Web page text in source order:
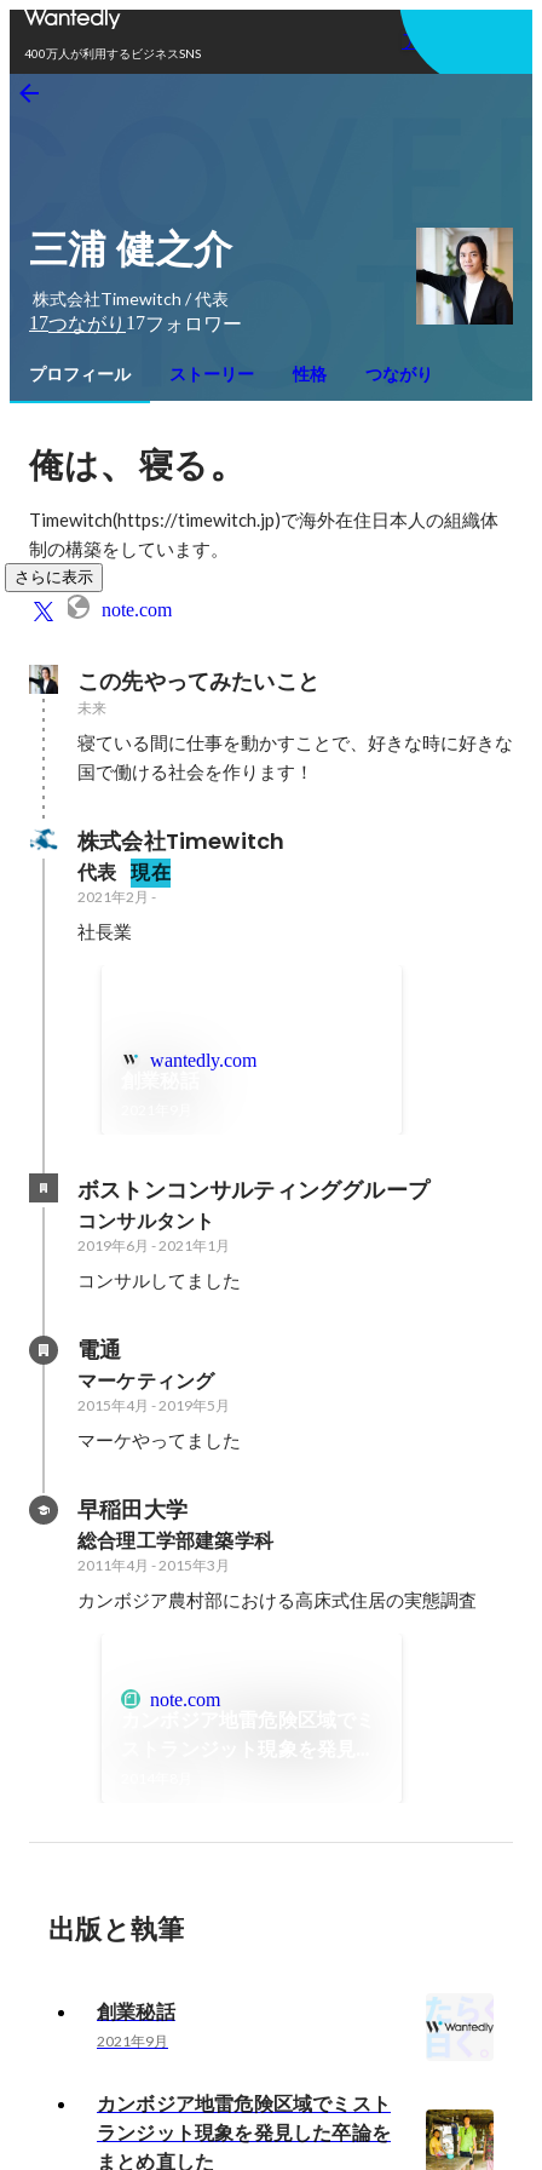
400万人が利用するビジネスSNS
アプリを使う
三浦 健之介
株式会社Timewitch / 代表
17つながり 17フォロワー
プロフィール ストーリー 性格 つながり
俺は、寝る。
Timewitch(https://timewitch.jp)で海外在住日本人の組織体
制の構築をしています。
さらに表示
note.com
この先やってみたいこと
未来
寝ている間に仕事を動かすことで、好きな時に好きな
国で働ける社会を作ります！
株式会社Timewitch
代表 現在
2021年2月 -
社長業
wantedly.com
ボストンコンサルティンググループ
コンサルタント
2019年6月 -2021年1月
コンサルしてました
電通
マーケティング
2015年4月 -2019年5月
マーケやってました
早稲田大学
総合理工学部建築学科
2011年4月 -2015年3月
カンボジア農村部における高床式住居の実態調査
note.com
出版と執筆
創業秘話
2021年9月
カンボジア地雷危険区域でミスト
ランジット現象を発見した卒論を
まとめ直した